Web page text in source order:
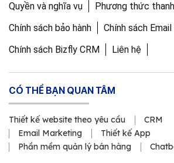
Quyền và nghĩa vụ
Phương thức
Chính sách bảo hành
Chính sách
Chính sách Bizfly CRM
Liên hệ
CÓ THỂ BẠN QUAN TÂM
Thiết kế website theo yêu cầu
CRM
Email Marketing
Thiết kế App
Phần mềm quản lý bán hàng